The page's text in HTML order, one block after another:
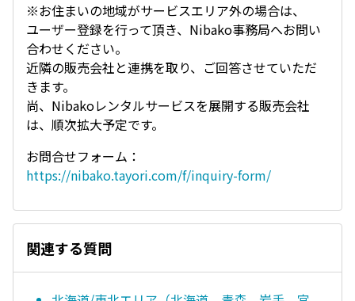
※お住まいの地域がサービスエリア外の場合は、
ユーザー登録を行って頂き、Nibako事務局へお問い
合わせください。
近隣の販売会社と連携を取り、ご回答させていただ
きます。
尚、Nibakoレンタルサービスを展開する販売会社
は、順次拡大予定です。
お問合せフォーム：
https://nibako.tayori.com/f/inquiry-form/
関連する質問